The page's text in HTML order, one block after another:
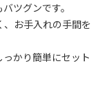
ツグンです。
お手入れの手間を
っかり簡単にセット